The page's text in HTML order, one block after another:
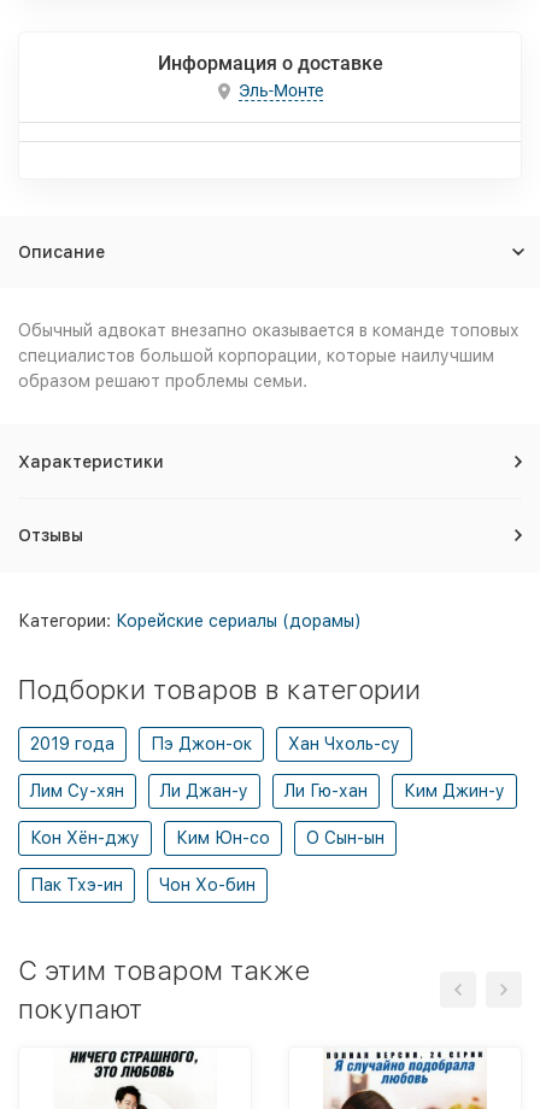
Информация о доставке
Эль-Монте
Описание
Обычный адвокат внезапно оказывается в команде топовых
специалистов большой корпорации, которые наилучшим
образом решают проблемы семьи.
Характеристики
Отзывы
Категории: Корейские сериалы (дорамы)
Подборки товаров в категории
2019 года Пэ Джон-ок Хан Чхоль-су
Лим Су-хян Ли Джан-у Ли Гю-хан Ким Джин-у
Кон Хён-джу Ким Юн-со О Сын-ын
Пак Тхэ-ин Чон Хо-бин
C этим товаром также
покупают